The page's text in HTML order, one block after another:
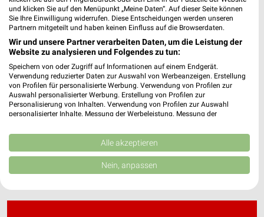
Hädicke Spezialitäten Filialen & Öffnungszeiten
für Petersberg
Höffner Katalog und Prospekte für Magdeburg
und klicken Sie auf den Menüpunkt „Meine Daten“. Auf dieser Seite können
Sie Ihre Einwilligung widerrufen. Diese Entscheidungen werden unseren
Partnern mitgeteilt und haben keinen Einfluss auf die Browserdaten.
Wir und unsere Partner verarbeiten Daten, um die Leistung der
Website zu analysieren und Folgendes zu tun:
Speichern von oder Zugriff auf Informationen auf einem Endgerät.
Verwendung reduzierter Daten zur Auswahl von Werbeanzeigen. Erstellung
von Profilen für personalisierte Werbung. Verwendung von Profilen zur
Auswahl personalisierter Werbung. Erstellung von Profilen zur
Personalisierung von Inhalten. Verwendung von Profilen zur Auswahl
personalisierter Inhalte. Messung der Werbeleistung. Messung der
Kombinationen von Daten aus verschiedenen Quellen. Entwicklung und
Verbesserung der Angebote. Verwendung reduzierter Daten zur Auswahl
von Inhalten.
Daten können außerhalb der Europäischen Union weitergegeben und in die
USA gesendet werden.
Website/App.
Alle akzeptieren
Nein, anpassen